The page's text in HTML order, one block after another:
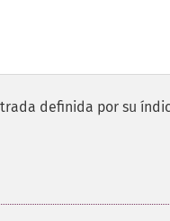
definida por su